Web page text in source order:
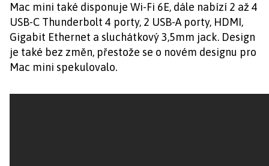
Mac mini také disponuje Wi-Fi 6E, dále nabízí 2 až 4
USB-C Thunderbolt 4 porty, 2 USB-A porty, HDMI,
Gigabit Ethernet a sluchátkový 3,5mm jack. Design
je také bez změn, přestože se o novém designu pro
Mac mini spekulovalo.